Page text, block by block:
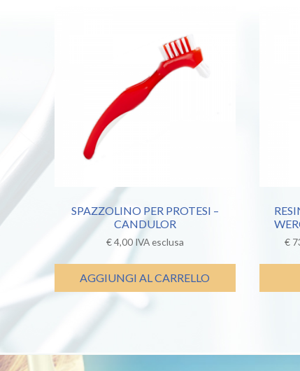
SPAZZOLINO PER PROTESI –
CANDULOR
€4,00IVA esclusa
AGGIUNGI AL CARRELLO
€